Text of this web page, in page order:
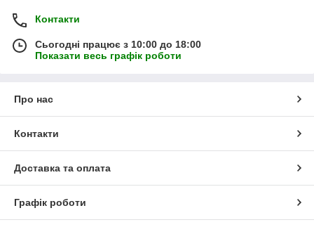
Контакти
Сьогодні працює з 10:00 до 18:00
Показати весь графік роботи
Про нас
Контакти
Доставка та оплата
Графік роботи